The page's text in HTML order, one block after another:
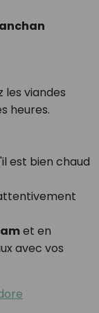
les viandes
heures.
est bien chaud
et en
avec vos